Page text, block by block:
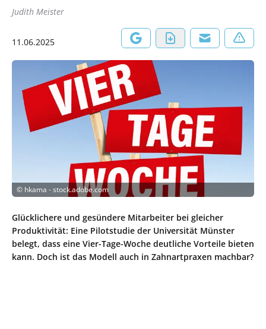
Judith Meister
11.06.2025
© hkama - stock.adobe.com
Glücklichere und gesündere Mitarbeiter bei gleicher
Produktivität: Eine Pilotstudie der Universität Münster
belegt, dass eine Vier-Tage-Woche deutliche Vorteile bieten
kann. Doch ist das Modell auch in Zahnartpraxen machbar?